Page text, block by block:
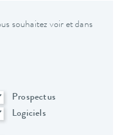
souhaitez voir et dans
Prospectus
Logiciels